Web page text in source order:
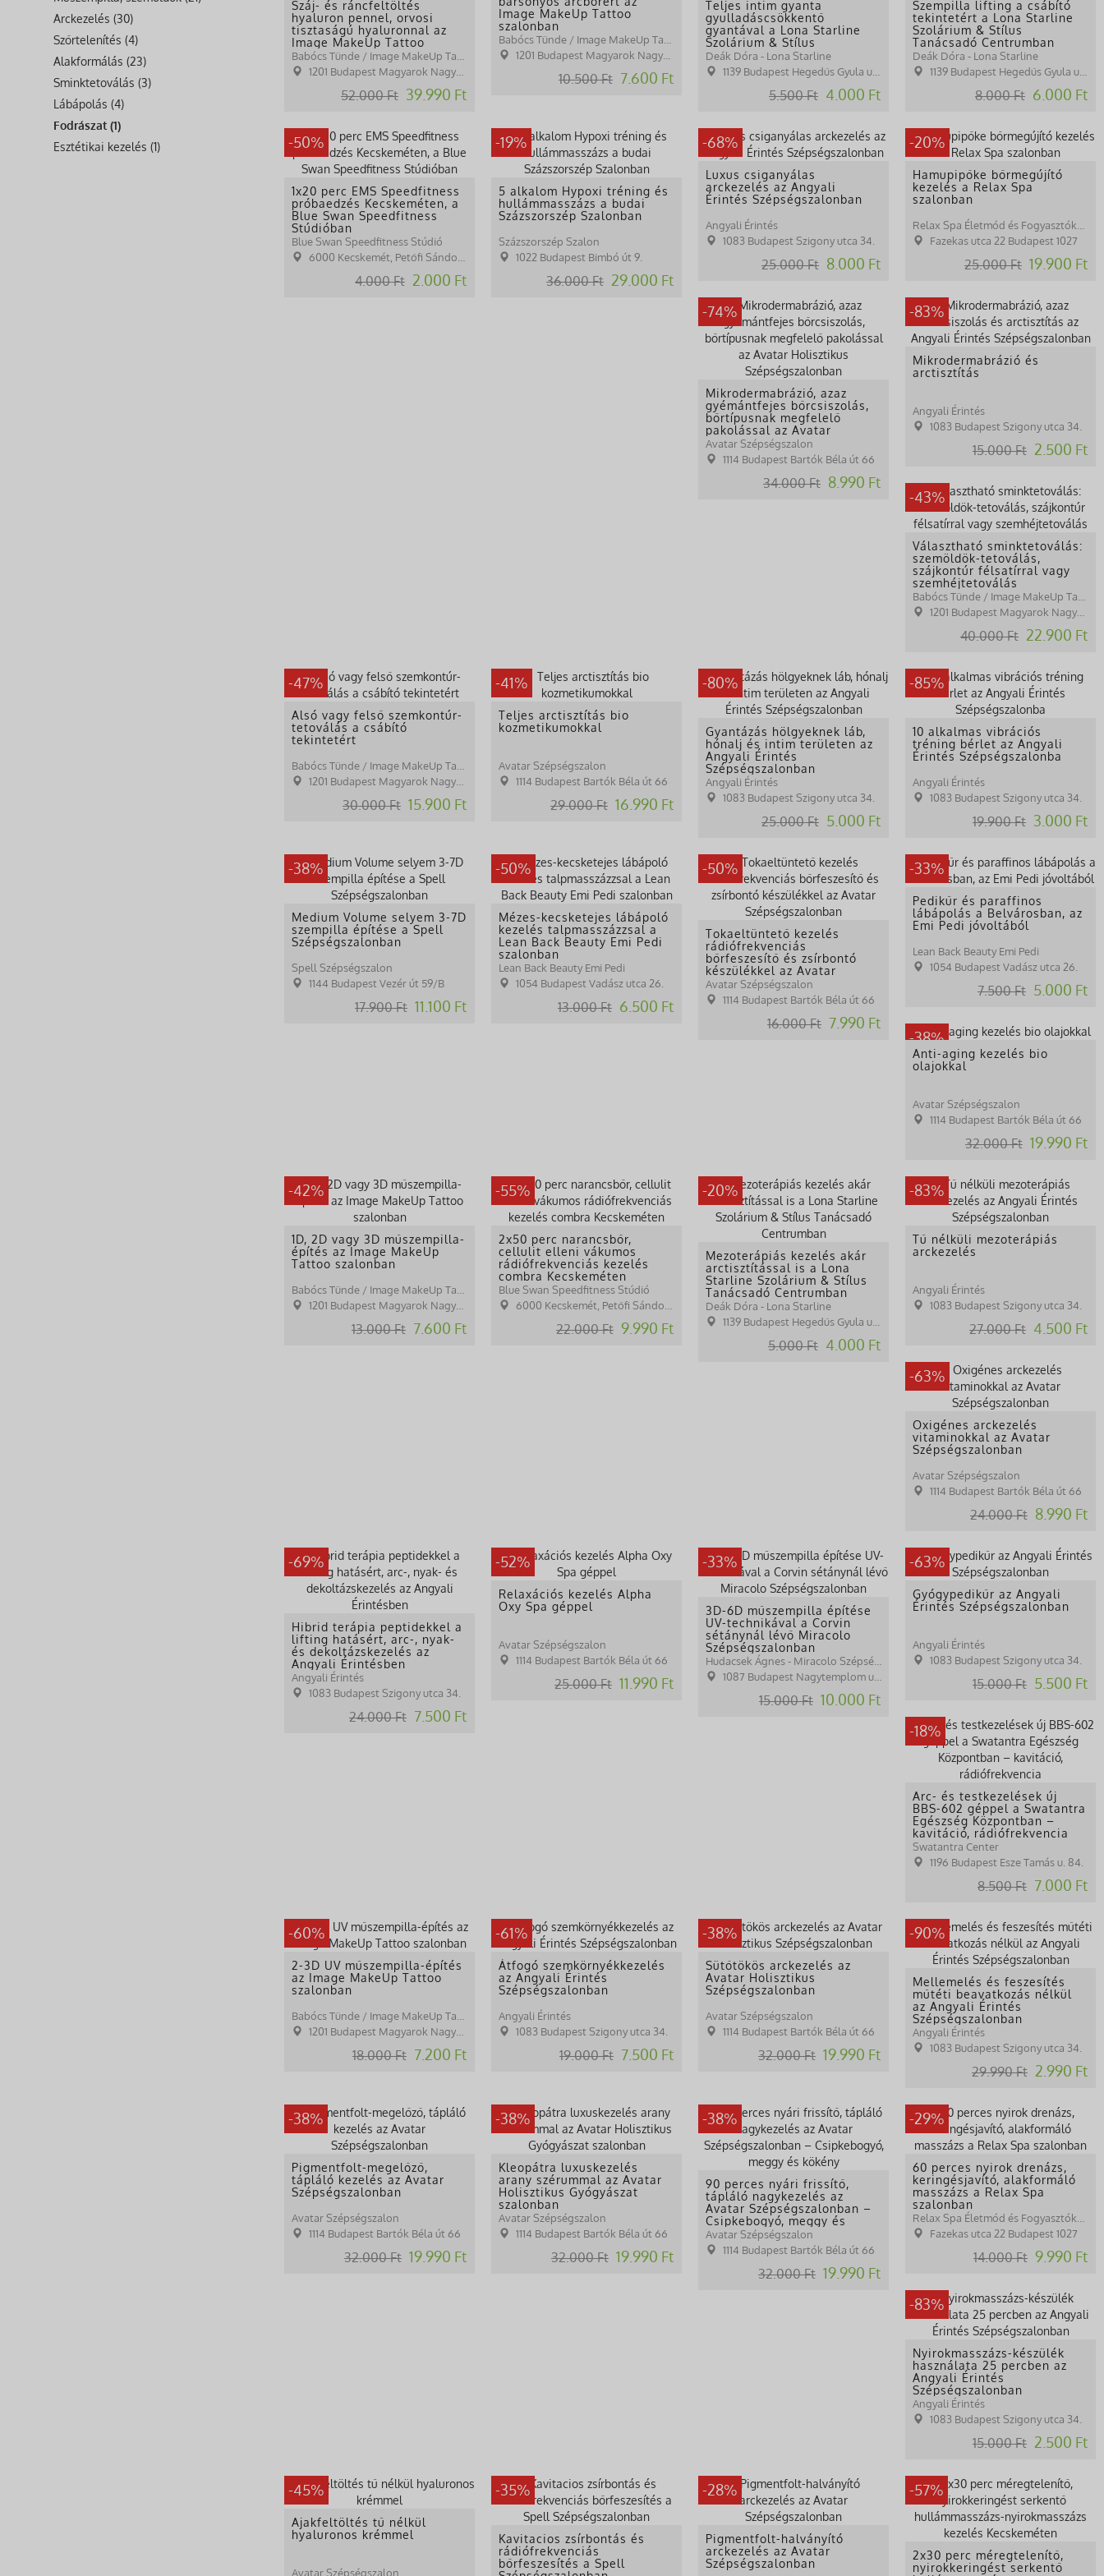
Arckezelés (30)
Szőrtelenítés (4)
Alakformálás (23)
Sminktetoválás (3)
Lábápolás (4)
Fodrászat (1)
Esztétikai kezelés (1)
Száj- és ráncfeltöltés
hyaluron pennel, orvosi
tisztaságú hyaluronnal az
Image MakeUp Tattoo
szalonban
1201 Budapest Magyarok Nagyasszonya tér 15.
52.000 Ft 39.990 Ft
Image MakeUp Tattoo
szalonban
1201 Budapest Magyarok Nagyasszonya tér 15.
10.500 Ft 7.600 Ft
Teljes intim gyanta
gyulladáscsökkentő
gyantával a Lona Starline
Szolárium & Stílus
Tanácsadó Centrumban
Deák Dóra - Lona Starline
1139 Budapest Hegedűs Gyula utca 30.
5.500 Ft 4.000 Ft
Szempilla lifting a csábító
tekintetért a Lona Starline
Szolárium & Stílus
Tanácsadó Centrumban
Deák Dóra - Lona Starline
1139 Budapest Hegedűs Gyula utca 30.
8.000 Ft 6.000 Ft
-50%
1x20 perc EMS Speedfitness
próbaedzés Kecskeméten, a
Blue Swan Speedfitness
Stúdióban
Blue Swan Speedfitness Stúdió
6000 Kecskemét, Petőfi Sándor utca 1/a 1.em
4.000 Ft 2.000 Ft
-19%
5 alkalom Hypoxi tréning és
hullámmasszázs a budai
Százszorszép Szalonban
Százszorszép Szalon
1022 Budapest Bimbó út 9.
36.000 Ft 29.000 Ft
-68%
Luxus csiganyálas
arckezelés az Angyali
Érintés Szépségszalonban
Angyali Érintés
1083 Budapest Szigony utca 34.
25.000 Ft 8.000 Ft
-20%
Hamupipőke bőrmegújító
kezelés a Relax Spa
szalonban
Fazekas utca 22 Budapest 1027
25.000 Ft 19.900 Ft
-74%
Mikrodermabrázió, azaz
gyémántfejes bőrcsiszolás,
bőrtípusnak megfelelő
pakolással az Avatar
Holisztikus
Szépségszalonban
Avatar Szépségszalon
1114 Budapest Bartók Béla út 66
34.000 Ft 8.990 Ft
-83%
Mikrodermabrázió és
arctisztítás
Angyali Érintés
1083 Budapest Szigony utca 34.
15.000 Ft 2.500 Ft
-43%
Választható sminktetoválás:
szemöldök-tetoválás,
szájkontúr félsatírral vagy
szemhéjtetoválás
1201 Budapest Magyarok Nagyasszonya tér 15.
40.000 Ft 22.900 Ft
-47%
Alsó vagy felső szemkontúr-
tetoválás a csábító
tekintetért
1201 Budapest Magyarok Nagyasszonya tér 15.
30.000 Ft 15.900 Ft
-41%
Teljes arctisztítás bio
kozmetikumokkal
Avatar Szépségszalon
1114 Budapest Bartók Béla út 66
29.000 Ft 16.990 Ft
-80%
Gyantázás hölgyeknek láb,
hónalj és intim területen az
Angyali Érintés
Szépségszalonban
Angyali Érintés
1083 Budapest Szigony utca 34.
25.000 Ft 5.000 Ft
-85%
10 alkalmas vibrációs
tréning bérlet az Angyali
Érintés Szépségszalonba
Angyali Érintés
1083 Budapest Szigony utca 34.
19.900 Ft 3.000 Ft
-38%
Medium Volume selyem 3-7D
szempilla építése a Spell
Szépségszalonban
Spell Szépségszalon
1144 Budapest Vezér út 59/B
17.900 Ft 11.100 Ft
-50%
Mézes-kecsketejes lábápoló
kezelés talpmasszázzsal a
Lean Back Beauty Emi Pedi
szalonban
Lean Back Beauty Emi Pedi
1054 Budapest Vadász utca 26.
13.000 Ft 6.500 Ft
-50%
Tokaeltüntető kezelés
rádiófrekvenciás
bőrfeszesítő és zsírbontó
készülékkel az Avatar
Szépségszalonban
Avatar Szépségszalon
1114 Budapest Bartók Béla út 66
16.000 Ft 7.990 Ft
-33%
Pedikűr és paraffinos
lábápolás a Belvárosban, az
Emi Pedi jóvoltából
Lean Back Beauty Emi Pedi
1054 Budapest Vadász utca 26.
7.500 Ft 5.000 Ft
-38%
Anti-aging kezelés bio
olajokkal
Avatar Szépségszalon
1114 Budapest Bartók Béla út 66
32.000 Ft 19.990 Ft
-42%
1D, 2D vagy 3D műszempilla-
építés az Image MakeUp
Tattoo szalonban
1201 Budapest Magyarok Nagyasszonya tér 15.
13.000 Ft 7.600 Ft
-55%
2x50 perc narancsbőr,
cellulit elleni vákumos
rádiófrekvenciás kezelés
combra Kecskeméten
Blue Swan Speedfitness Stúdió
6000 Kecskemét, Petőfi Sándor utca 1/a 1.em
22.000 Ft 9.990 Ft
-20%
Mezoterápiás kezelés akár
arctisztítással is a Lona
Starline Szolárium & Stílus
Tanácsadó Centrumban
Deák Dóra - Lona Starline
1139 Budapest Hegedűs Gyula utca 30.
5.000 Ft 4.000 Ft
-83%
Tű nélküli mezoterápiás
arckezelés
Angyali Érintés
1083 Budapest Szigony utca 34.
27.000 Ft 4.500 Ft
-63%
Oxigénes arckezelés
vitaminokkal az Avatar
Szépségszalonban
Avatar Szépségszalon
1114 Budapest Bartók Béla út 66
24.000 Ft 8.990 Ft
-69%
Hibrid terápia peptidekkel a
lifting hatásért, arc-, nyak-
és dekoltázskezelés az
Angyali Érintésben
Angyali Érintés
1083 Budapest Szigony utca 34.
24.000 Ft 7.500 Ft
-52%
Relaxációs kezelés Alpha
Oxy Spa géppel
Avatar Szépségszalon
1114 Budapest Bartók Béla út 66
25.000 Ft 11.990 Ft
-33%
3D-6D műszempilla építése
UV-technikával a Corvin
sétánynál lévő Miracolo
Szépségszalonban
1087 Budapest Nagytemplom utca 27.
15.000 Ft 10.000 Ft
-63%
Gyógypedikűr az Angyali
Érintés Szépségszalonban
Angyali Érintés
1083 Budapest Szigony utca 34.
15.000 Ft 5.500 Ft
-18%
Arc- és testkezelések új
BBS-602 géppel a Swatantra
Egészség Központban –
kavitáció, rádiófrekvencia
Swatantra Center
1196 Budapest Esze Tamás u. 84.
8.500 Ft 7.000 Ft
-60%
2-3D UV műszempilla-építés
az Image MakeUp Tattoo
szalonban
1201 Budapest Magyarok Nagyasszonya tér 15.
18.000 Ft 7.200 Ft
-61%
Átfogó szemkörnyékkezelés
az Angyali Érintés
Szépségszalonban
Angyali Érintés
1083 Budapest Szigony utca 34.
19.000 Ft 7.500 Ft
-38%
Sütőtökös arckezelés az
Avatar Holisztikus
Szépségszalonban
Avatar Szépségszalon
1114 Budapest Bartók Béla út 66
32.000 Ft 19.990 Ft
-90%
Mellemelés és feszesítés
műtéti beavatkozás nélkül
az Angyali Érintés
Szépségszalonban
Angyali Érintés
1083 Budapest Szigony utca 34.
29.990 Ft 2.990 Ft
-38%
Pigmentfolt-megelőző,
tápláló kezelés az Avatar
Szépségszalonban
Avatar Szépségszalon
1114 Budapest Bartók Béla út 66
32.000 Ft 19.990 Ft
-38%
Kleopátra luxuskezelés
arany szérummal az Avatar
Holisztikus Gyógyászat
szalonban
Avatar Szépségszalon
1114 Budapest Bartók Béla út 66
32.000 Ft 19.990 Ft
-38%
90 perces nyári frissítő,
tápláló nagykezelés az
Avatar Szépségszalonban –
Csipkebogyó, meggy és
kökény
Avatar Szépségszalon
1114 Budapest Bartók Béla út 66
32.000 Ft 19.990 Ft
-29%
60 perces nyirok drenázs,
keringésjavító, alakformáló
masszázs a Relax Spa
szalonban
Fazekas utca 22 Budapest 1027
14.000 Ft 9.990 Ft
-83%
Nyirokmasszázs-készülék
használata 25 percben az
Angyali Érintés
Szépségszalonban
Angyali Érintés
1083 Budapest Szigony utca 34.
15.000 Ft 2.500 Ft
-45%
Ajakfeltöltés tű nélkül
hyaluronos krémmel
Avatar Szépségszalon
-35%
Kavitacios zsírbontás és
rádiófrekvenciás
bőrfeszesítés a Spell
-28%
Pigmentfolt-halványító
arckezelés az Avatar
Szépségszalonban
-57%
2x30 perc méregtelenítő,
nyirokkeringést serkentő